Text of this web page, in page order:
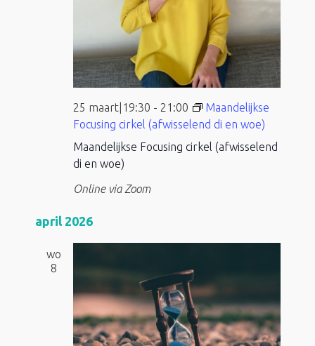
Maandelijkse Focusing cirkel (afwisselend
di en woe)
25 maart|19:30 - 21:00
Maandelijkse
Focusing cirkel (afwisselend di en woe)
Online via Zoom
april 2026
wo
8